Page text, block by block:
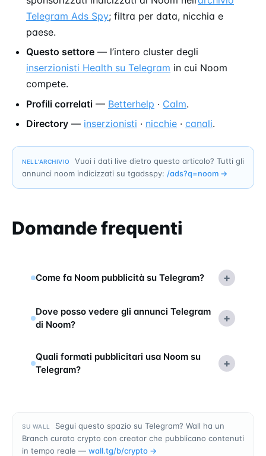
Telegram Ads Spy; filtra per data, nicchia e
paese.
Questo settore — l’intero cluster degli
inserzionisti Health su Telegram in cui Noom
compete.
Profili correlati — Betterhelp · Calm.
Directory — inserzionisti · nicchie · canali.
NELL’ARCHIVIO
Vuoi i dati live dietro questo articolo? Tutti gli
annunci noom indicizzati su tgadsspy: /ads?q=noom →
Domande frequenti
Come fa Noom pubblicità su Telegram? +
Dove posso vedere gli annunci Telegram
di Noom?
+
Quali formati pubblicitari usa Noom su
Telegram?
+
SU WALL
Segui questo spazio su Telegram? Wall ha un
Branch curato crypto con creator che pubblicano contenuti
in tempo reale — wall.tg/b/crypto →